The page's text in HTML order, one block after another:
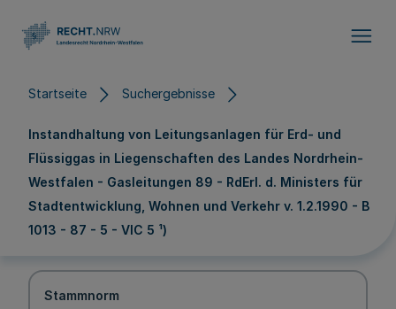
Startseite Suchergebnisse
Instandhaltung von Leitungsanlagen für Erd- und
Flüssiggas in Liegenschaften des Landes Nordrhein-
Westfalen - Gasleitungen 89 - RdErl. d. Ministers für
Stadtentwicklung, Wohnen und Verkehr v. 1.2.1990 - B
1013 - 87 - 5 - VIC 5 ¹)
Stammnorm